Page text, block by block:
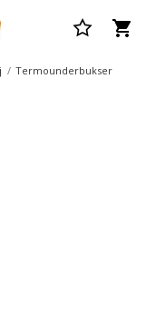
Termounderbukser